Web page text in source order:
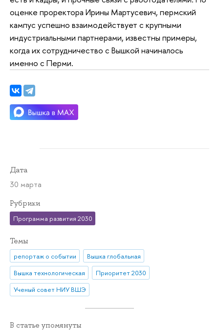
оценке проректора Ирины Мартусевич, пермский
кампус успешно взаимодействует с крупными
индустриальными партнерами, известны примеры,
когда их сотрудничество с Вышкой начиналось
именно с Перми.
Дата
30 марта
Рубрики
Программа развития 2030
Темы
репортаж о событии
Вышка глобальная
Вышка технологическая
Приоритет 2030
Ученый совет НИУ ВШЭ
В статье упомянуты